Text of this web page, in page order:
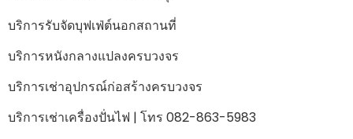
บริการรับจัดบุฟเฟ่ต์นอกสถานที่
บริการหนังกลางแปลงครบวงจร
บริการเช่าอุปกรณ์ก่อสร้างครบวงจร
บริการเช่าเครื่องปั่นไฟ | โทร 082-863-5983